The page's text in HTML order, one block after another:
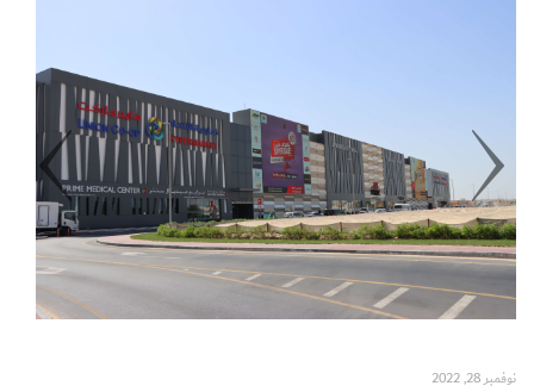
نوفمبر 28, 2022
Set Youtube Channel ID